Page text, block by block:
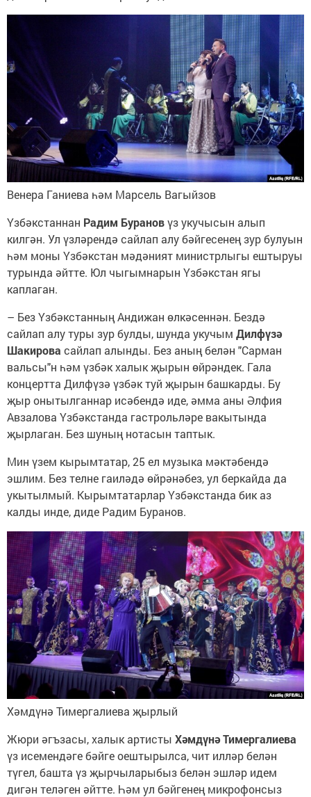
Венера Ганиева һәм Марсель Вагыйзов
Үзбәкстаннан Радим Бурановүз укучысын алып
килгән. Ул үзләрендә сайлап алу бәйгесенең зур булуын
һәм моны Үзбәкстан мәдәният министрлыгы ештыруы
турында әйтте. Юл чыгымнарын Үзбәкстан ягы
каплаган.
– Без Үзбәкстанның Андижан өлкәсеннән. Бездә
сайлап алу туры зур булды, шунда укучым Дилфүзә
Шакирова сайлап алынды. Без аның белән "Сарман
вальсы"н һәм үзбәк халык җырын өйрәндек. Гала
концертта Дилфүзә үзбәк туй җырын башкарды. Бу
җыр онытылганнар исәбендә иде, әмма аны Әлфия
Авзалова Үзбәкстанда гастрольләре вакытында
җырлаган. Без шуның нотасын таптык.
Мин үзем кырымтатар, 25 ел музыка мәктәбендә
эшлим. Без телне гаиләдә өйрәнәбез, ул беркайда да
укытылмый. Кырымтатарлар Үзбәкстанда бик аз
калды инде, диде Радим Буранов.
Хәмдүнә Тимергалиева җырлый
​Жюри әгъзасы, халык артисты Хәмдүнә Тимергалиева
үз исемендәге бәйге оештырылса, чит илләр белән
түгел, башта үз җырчыларыбыз белән эшләр идем
дигән теләген әйтте. Һәм ул бәйгенең микрофонсыз